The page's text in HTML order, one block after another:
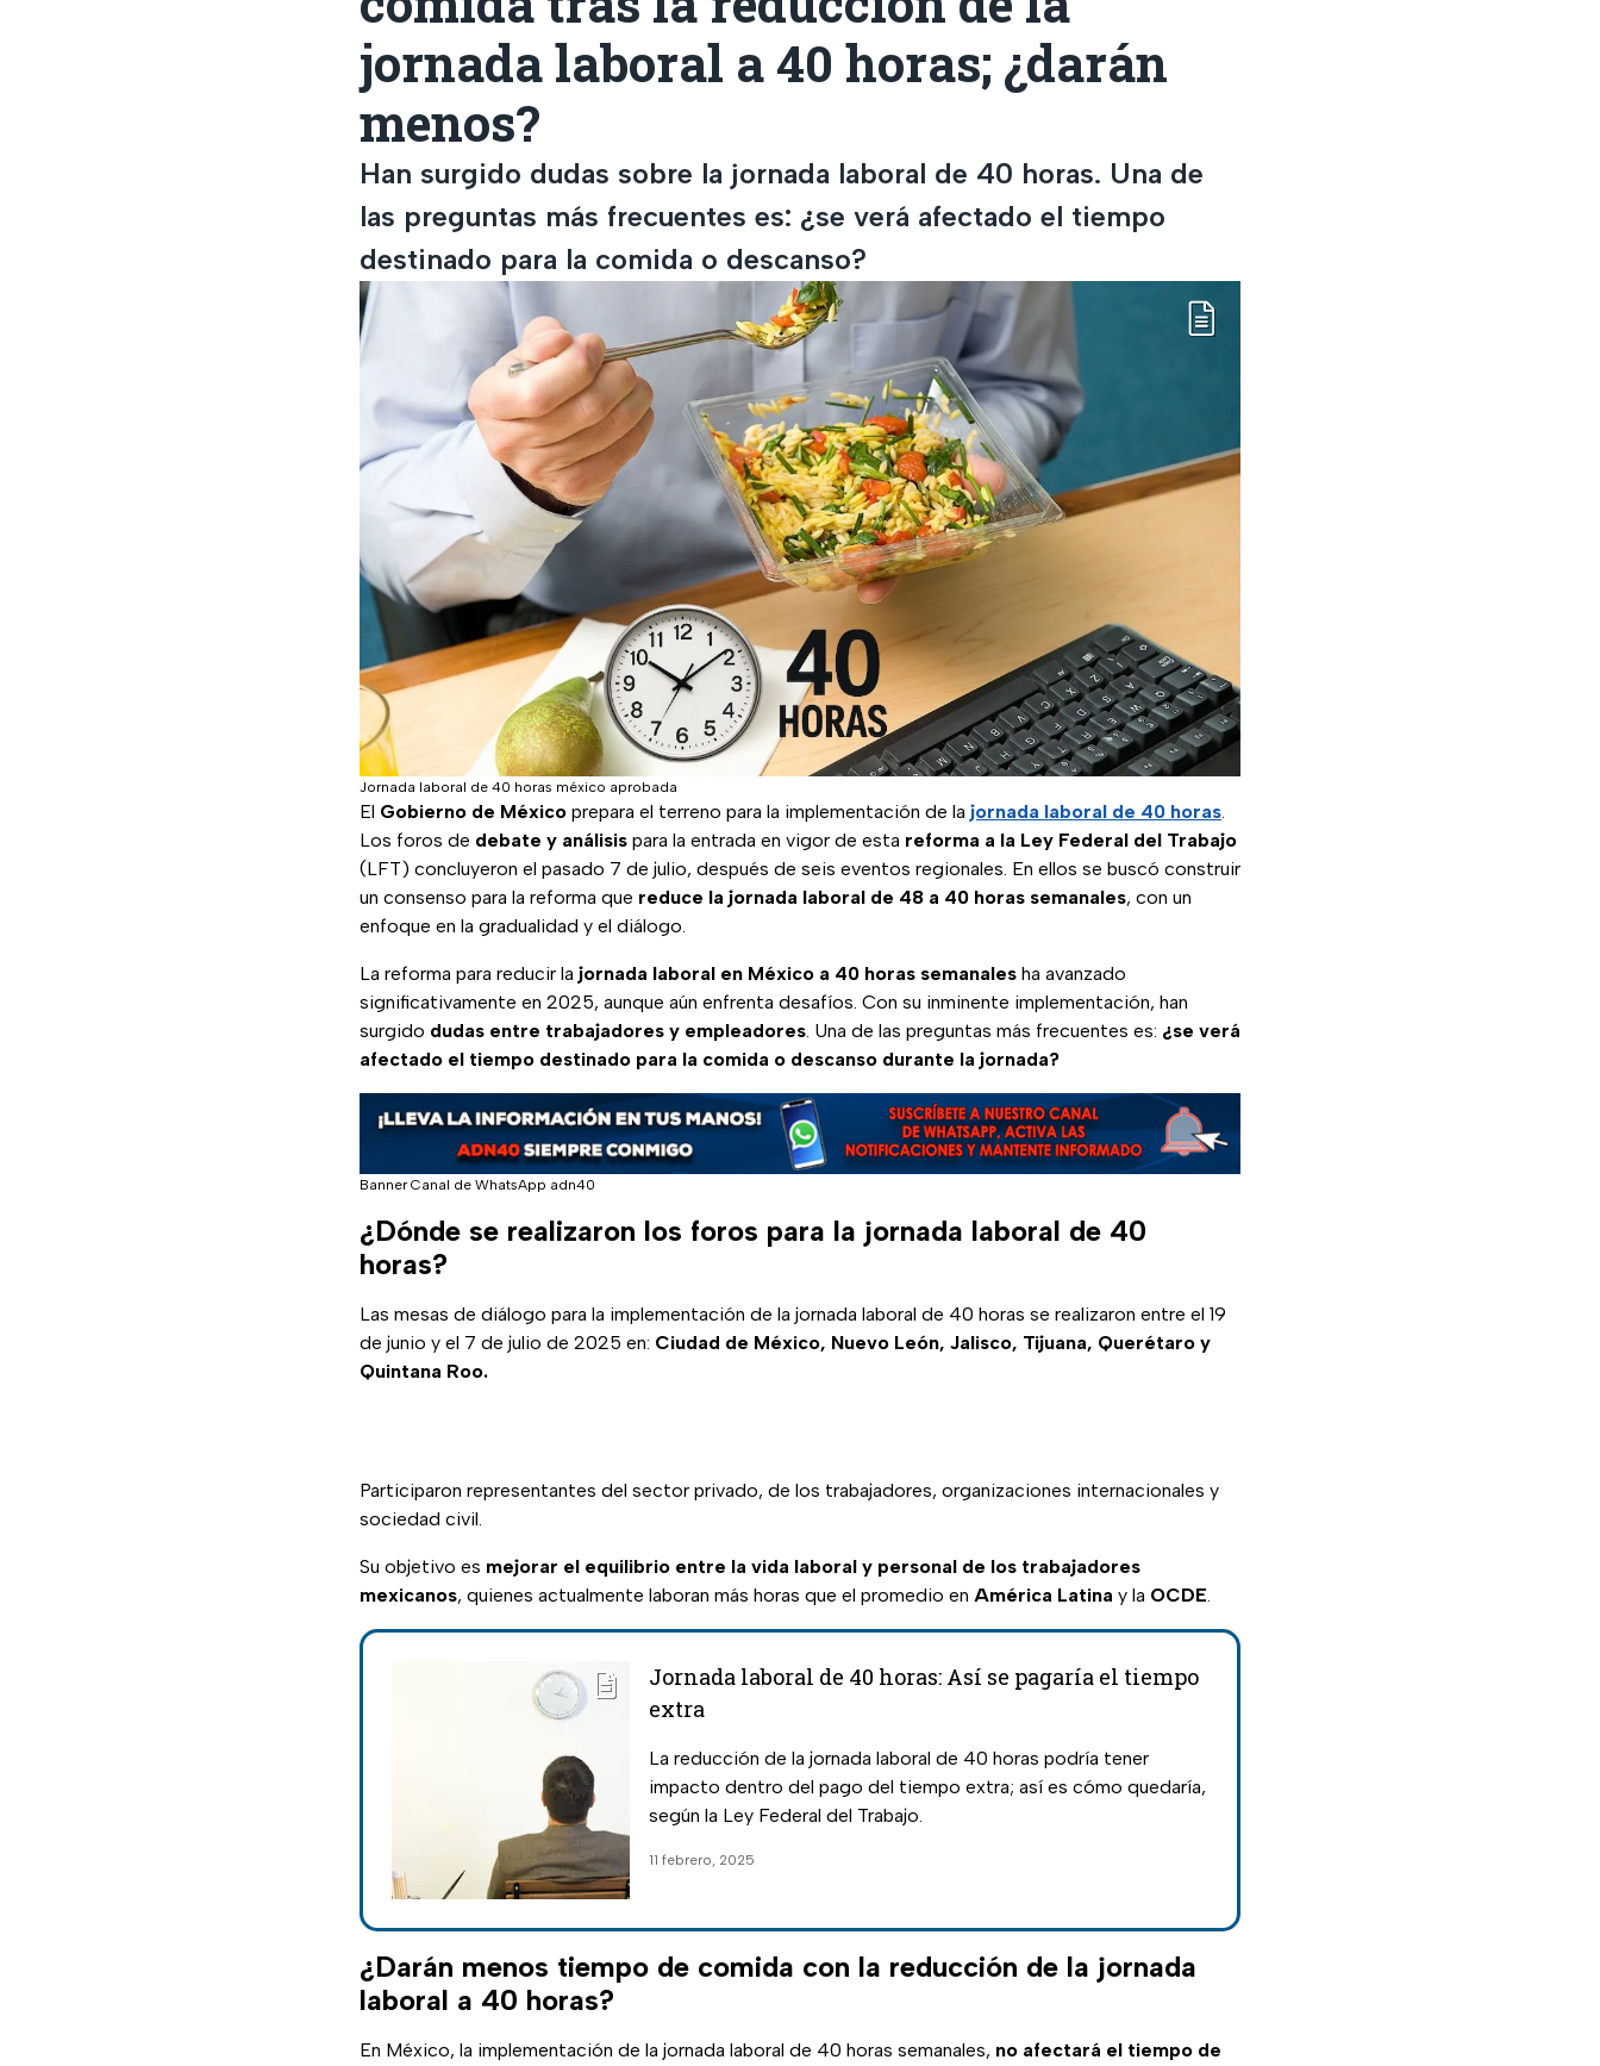
jornada laboral a 40 horas; ¿darán
menos?
Han surgido dudas sobre la jornada laboral de 40 horas. Una de
las preguntas más frecuentes es: ¿se verá afectado el tiempo
destinado para la comida o descanso?
Jornada laboral de 40 horas méxico aprobada
El Gobierno de México prepara el terreno para la implementación de la jornada laboral de 40 horas.
Los foros de debate y análisis para la entrada en vigor de esta reforma a la Ley Federal del Trabajo
(LFT) concluyeron el pasado 7 de julio, después de seis eventos regionales. En ellos se buscó construir
un consenso para la reforma que reduce la jornada laboral de 48 a 40 horas semanales, con un
enfoque en la gradualidad y el diálogo.
La reforma para reducir la jornada laboral en México a 40 horas semanales ha avanzado
significativamente en 2025, aunque aún enfrenta desafíos. Con su inminente implementación, han
surgido dudas entre trabajadores y empleadores. Una de las preguntas más frecuentes es: ¿se verá
afectado el tiempo destinado para la comida o descanso durante la jornada?
Banner Canal de WhatsApp adn40
¿Dónde se realizaron los foros para la jornada laboral de 40
horas?
Las mesas de diálogo para la implementación de la jornada laboral de 40 horas se realizaron entre el 19
de junio y el 7 de julio de 2025 en: Ciudad de México, Nuevo León, Jalisco, Tijuana, Querétaro y
Quintana Roo.
Participaron representantes del sector privado, de los trabajadores, organizaciones internacionales y
sociedad civil.
Su objetivo es mejorar el equilibrio entre la vida laboral y personal de los trabajadores
mexicanos, quienes actualmente laboran más horas que el promedio en América Latina y la OCDE.
Jornada laboral de 40 horas: Así se pagaría el tiempo
extra
La reducción de la jornada laboral de 40 horas podría tener
impacto dentro del pago del tiempo extra; así es cómo quedaría,
según la Ley Federal del Trabajo.
11 febrero, 2025
¿Darán menos tiempo de comida con la reducción de la jornada
laboral a 40 horas?
En México, la implementación de la jornada laboral de 40 horas semanales, no afectará el tiempo de